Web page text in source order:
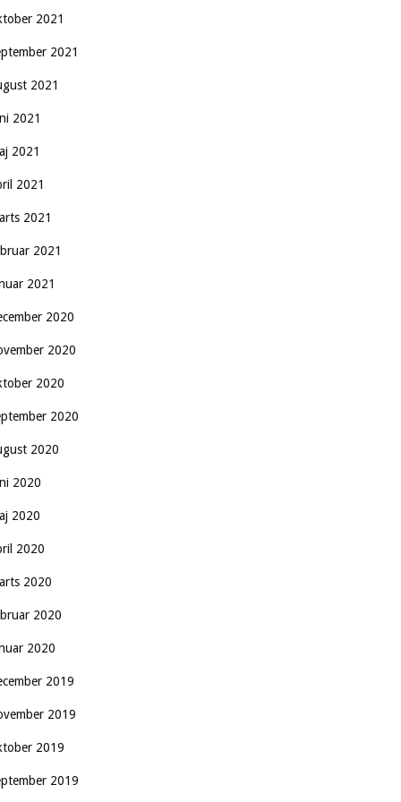
2021
2021
2021
2021
2021
2021
2021
2021
2021
2020
2020
2020
2020
2020
2020
2020
2020
2020
2020
2020
2019
2019
2019
2019